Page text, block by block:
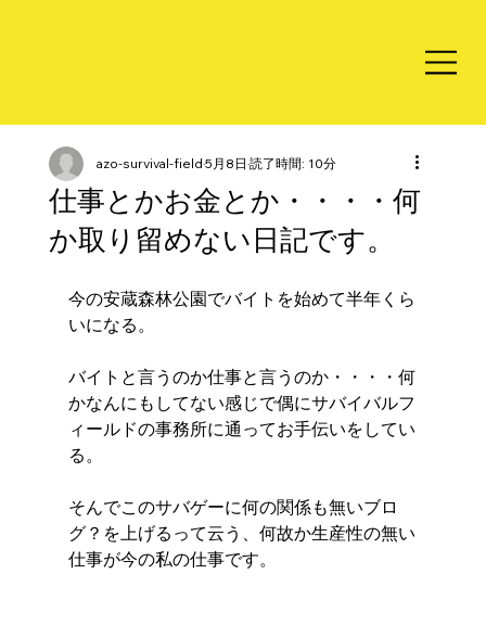
仕事とかお金とか・・・・何
か取り留めない日記です。
azo-survival-field5月8日 読了時間: 10分
今の安蔵森林公園でバイトを始めて半年くら
いになる。
バイトと言うのか仕事と言うのか・・・・何
かなんにもしてない感じで偶にサバイバルフ
ィールドの事務所に通ってお手伝いをしてい
る。
そんでこのサバゲーに何の関係も無いブロ
グ？を上げるって云う、何故か生産性の無い
仕事が今の私の仕事です。